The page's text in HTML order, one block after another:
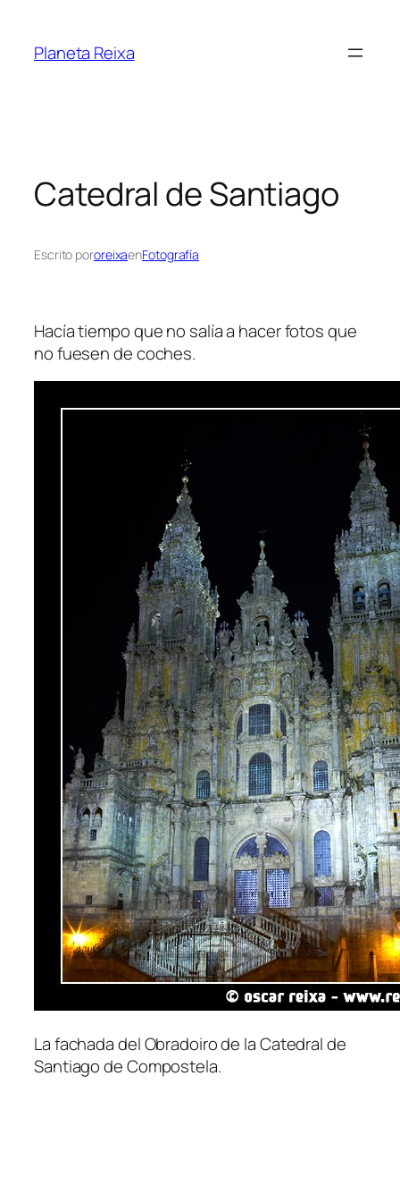
contenido
Planeta Reixa
Catedral de Santiago
Escrito pororeixaenFotografía
Hacía tiempo que no salía a hacer fotos que
no fuesen de coches.
La fachada del Obradoiro de la Catedral de
Santiago de Compostela.